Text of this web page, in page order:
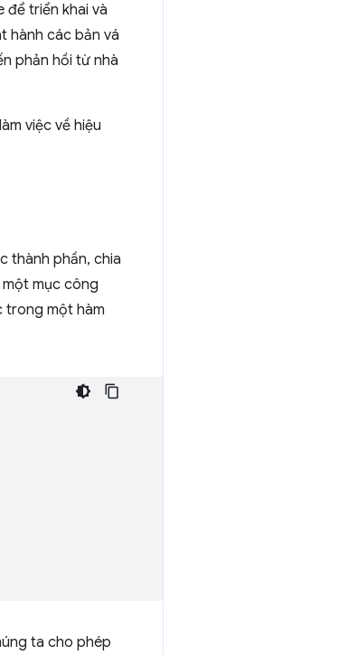
để triển khai và
hành các bản vá
phản hồi từ nhà
việc về hiệu
thành phần, chia
mục công
trong một hàm
ta cho phép